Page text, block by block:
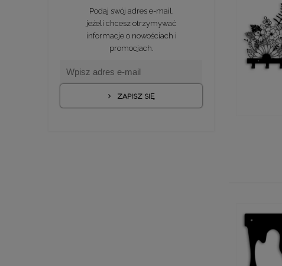
Podaj swój adres e-mail,
jeżeli chcesz otrzymywać
informacje o nowościach i
promocjach.
ZAPISZ SIĘ